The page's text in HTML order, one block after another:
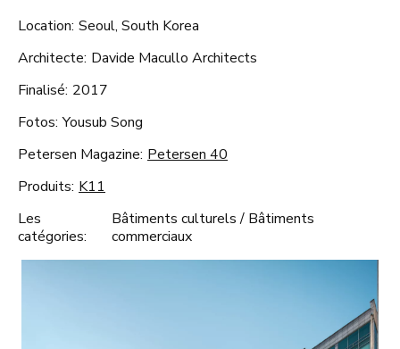
Location: Seoul, South Korea
Architecte: Davide Macullo Architects
Finalisé: 2017
Fotos: Yousub Song
Petersen Magazine: Petersen 40
Produits: K11
Les
catégories:
Bâtiments culturels / Bâtiments
commerciaux